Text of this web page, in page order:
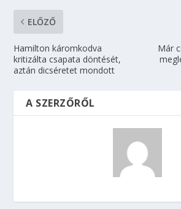
ELŐZŐ
Hamilton káromkodva
kritizálta csapata döntését,
aztán dicséretet mondott
Már
A SZERZŐRŐL